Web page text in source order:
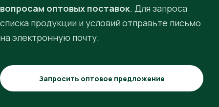
вопросам оптовых поставок. Для запроса
списка продукции и условий отправьте письмо
на электронную почту.
Запросить оптовое предложение